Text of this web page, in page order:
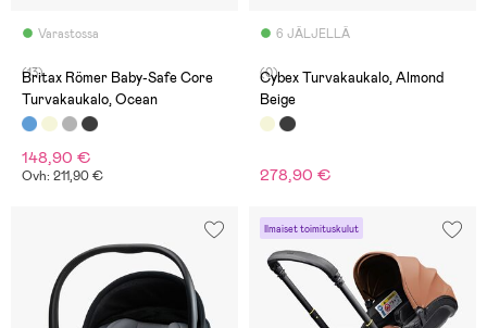
Varastossa
(13)
Britax Römer Baby-Safe Core
Turvakaukalo, Ocean
148,90 €
Ovh: 211,90 €
6 JÄLJELLÄ
(0)
Cybex Turvakaukalo, Almond
Beige
278,90 €
Ilmaiset toimituskulut